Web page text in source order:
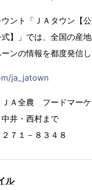
ウント「ＪＡタウン【公
式】」では、全国の産
ンの情報を都度発信し
ja_jatown
ＪＡ全農 フードマー
井・西村まで
７１－８３４８
ル